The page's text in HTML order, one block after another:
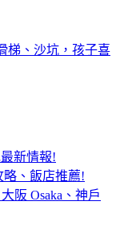
梯、沙坑，孩子喜
新情報!
、飯店推薦!
阪 Osaka、神戶